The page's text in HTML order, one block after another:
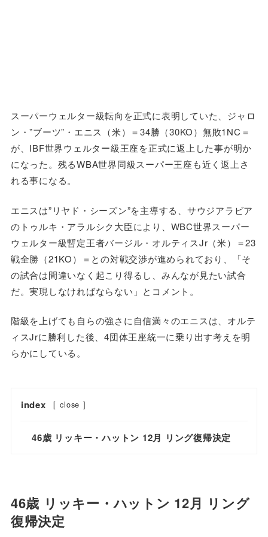
スーパーウェルター級転向を正式に表明していた、ジャロ
ン・”ブーツ”・エニス（米）＝34勝（30KO）無敗1NC＝
が、IBF世界ウェルター級王座を正式に返上した事が明か
になった。残るWBA世界同級スーパー王座も近く返上さ
れる事になる。
エニスは”リヤド・シーズン”を主導する、サウジアラビア
のトゥルキ・アラルシク大臣により、WBC世界スーパー
ウェルター級暫定王者バージル・オルティスJr（米）＝23
戦全勝（21KO）＝との対戦交渉が進められており、「そ
の試合は間違いなく起こり得るし、みんなが見たい試合
だ。実現しなければならない」とコメント。
階級を上げても自らの強さに自信満々のエニスは、オルテ
ィスJrに勝利した後、4団体王座統一に乗り出す考えを明
らかにしている。
index [ close ]
46歳 リッキー・ハットン 12月 リング復帰決定
46歳 リッキー・ハットン 12月 リング
復帰決定